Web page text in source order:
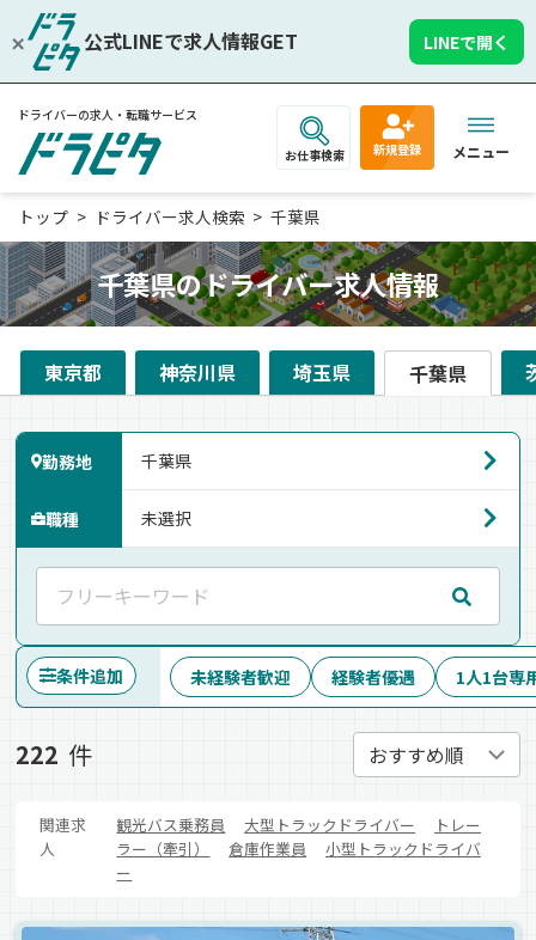
公式LINEで求人情報GET LINEで開く
ドライバーの求人・転職サービス
お仕事検索 新規登録 メニュー
トップ ドライバー求人検索 千葉県
千葉県のドライバー求人情報
東京都 神奈川県 埼玉県 千葉県
勤務地
職種
条件追加 未経験者歓迎 経験者優遇 1人1台専
222 件
関連求
人
観光バス乗務員 大型トラックドライバー
トレー
ラー（牽引）
倉庫作業員
小型トラックドライバ
ー